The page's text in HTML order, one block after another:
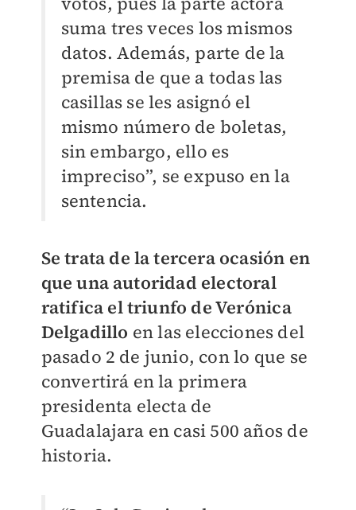
suma tres veces los mismos
datos. Además, parte de la
premisa de que a todas las
casillas se les asignó el
mismo número de boletas,
sin embargo, ello es
impreciso”, se expuso en la
sentencia.
Se trata de la tercera ocasión en
que una autoridad electoral
ratifica el triunfo de Verónica
Delgadillo en las elecciones del
pasado 2 de junio, con lo que se
convertirá en la primera
presidenta electa de
Guadalajara en casi 500 años de
historia.